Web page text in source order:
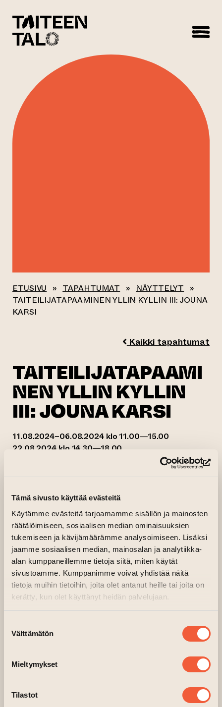
Tämä sivusto käyttää evästeitä
Käytämme evästeitä tarjoamamme sisällön ja mainosten
räätälöimiseen, sosiaalisen median ominaisuuksien
tukemiseen ja kävijämäärämme analysoimiseen. Lisäksi
jaamme sosiaalisen median, mainosalan ja analytiikka-
alan kumppaneillemme tietoja siitä, miten käytät
sivustoamme. Kumppanimme voivat yhdistää näitä
tietoja muihin tietoihin, joita olet antanut heille tai joita on
kerätty, kun olet käyttänyt heidän palvelujaan.
valinta
Välttämätön
Mieltymykset
Tilastot
ETUSIVU » TAPAHTUMAT » NÄYTTELYT »
TAITEILIJATAPAAMINEN YLLIN KYLLIN III: JOUNA
KARSI
Kaikki tapahtumat
TAITEILIJATAPAAMI
NEN YLLIN KYLLIN
III: JOUNA KARSI
11.08.2024–06.08.2024 klo 11.00—15.00
22.08.2024 klo 14.30—18.00
Jouna Karsi tavattavissa Yllin kyllin III
näyttelyssä 11.8. klo 11-15 ja 22.8. klo
14.30-18.
“Teokseni ovat kuin hyvin pitkällä
valotusajalla otettuja kolmiulotteisia
valokuvia, tai ne ovat kuin silmänräpäyksen
pituinen hetki kiven aika perspektiivistä.
Liikkuvat asiat eivät tallennu kuviini ja näin
ollen autius ja tyhjyys nousevat olennaiseksi
jossa seisomme todellisuutemme
ulkopuolella ja katsomme sisään toiseen